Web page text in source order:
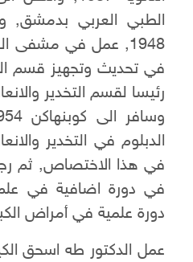
الطبي العربي بدمشق,
1948, عمل في مشفى
في تحديث وتجهيز قسم
رئيسا لقسم التخدير
الدبلوم في التخدير
في دورة اضافية في
دورة علمية في أمراض الكبد 1982 في
عمل الدكتور طه اسحق